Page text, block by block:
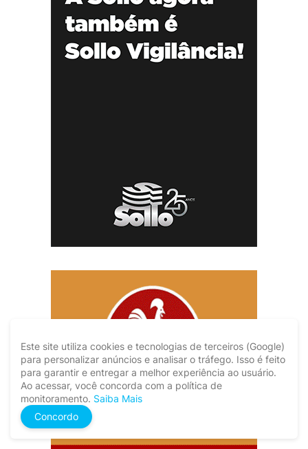
Este site utiliza cookies e tecnologias de terceiros (Google)
para personalizar anúncios e analisar o tráfego. Isso é feito
para garantir e entregar a melhor experiência ao usuário.
Ao acessar, você concorda com a política de
monitoramento. Saiba Mais
Concordo